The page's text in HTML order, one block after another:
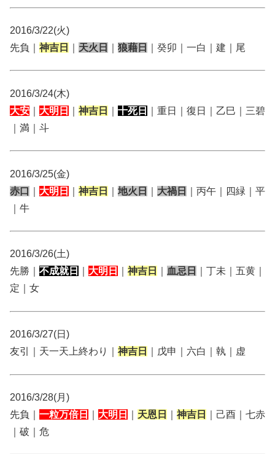
2016/3/22(火)
先負｜ 神吉日 天火日 狼藉日 ｜癸卯｜一白｜建｜尾
2016/3/24(木)
大安
大明日 神吉日 十死日
｜重日｜復日｜乙巳｜三碧
｜満｜斗
2016/3/25(金)
赤口
大明日 神吉日 地火日 大禍日
｜丙午｜四緑｜平
｜牛
2016/3/26(土)
先勝｜ 不成就日 大明日 神吉日 血忌日
｜丁未｜五黄｜
定｜女
2016/3/27(日)
友引｜天一天上終わり｜ 神吉日 ｜戊申｜六白｜執｜虚
2016/3/28(月)
先負｜ 一粒万倍日 大明日 天恩日 神吉日
｜己酉｜七赤
｜破｜危